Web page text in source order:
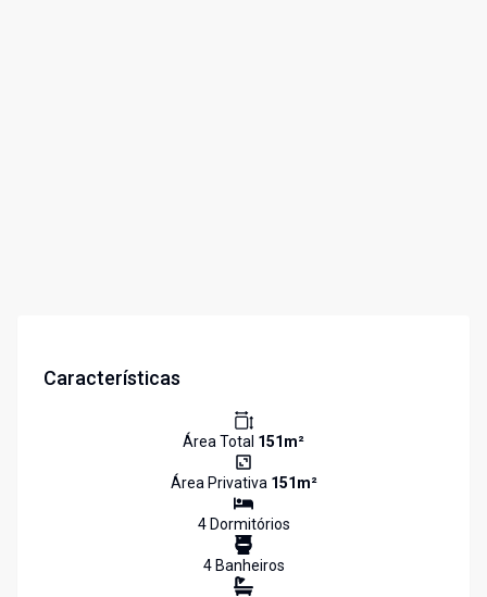
Características
Área Total 151m²
Área Privativa 151m²
4Dormitórios
4Banheiros